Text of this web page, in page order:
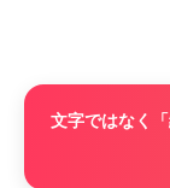
文字ではなく